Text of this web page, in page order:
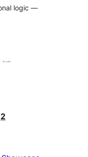
logic —
10
2